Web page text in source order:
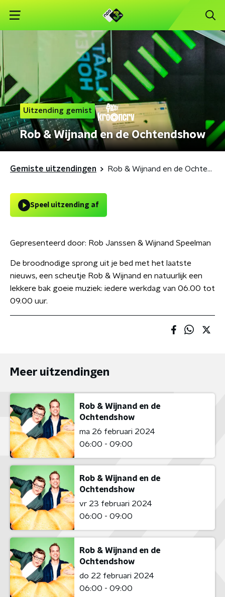
Uitzending gemist
Rob & Wijnand en de Ochtendshow
Gemiste uitzendingen Rob & Wijnand en de Ochtendshow
Speel uitzending af
Gepresenteerd door: Rob Janssen & Wijnand Speelman
De broodnodige sprong uit je bed met het laatste
nieuws, een scheutje Rob & Wijnand en natuurlijk een
lekkere bak goeie muziek: iedere werkdag van 06.00 tot
09.00 uur.
Meer uitzendingen
Rob & Wijnand en de
Ochtendshow
ma 26 februari 2024
06:00 - 09:00
Rob & Wijnand en de
Ochtendshow
vr 23 februari 2024
06:00 - 09:00
Rob & Wijnand en de
Ochtendshow
do 22 februari 2024
06:00 - 09:00